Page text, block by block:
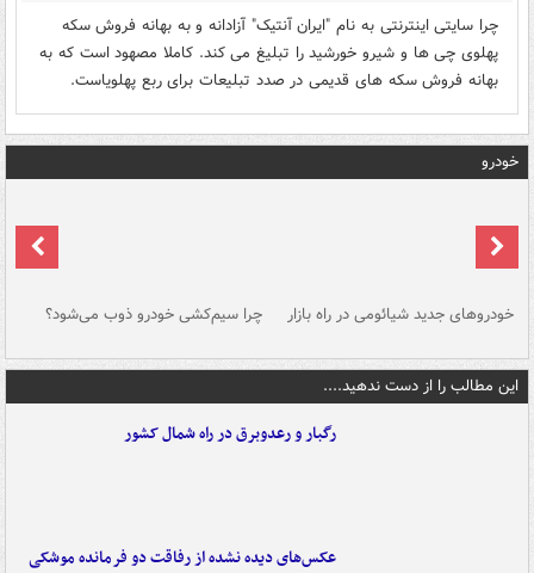
چرا سایتی اینترنتی به نام "ایران آنتیک" آزادانه و به بهانه فروش سکه
پهلوی چی ها و شیرو خورشید را تبلیغ می کند. کاملا مصهود است که به
بهانه فروش سکه های قدیمی در صدد تبلیعات برای ربع پهلویاست.
خودرو
خودروهای جدید شیائومی در راه بازار چرا سیم‌کشی خودرو ذوب می‌شود؟
این مطالب را از دست ندهید....
رگبار و رعدوبرق در راه شمال کشور
عکس‌های دیده نشده از رفاقت دو فرمانده‌ موشکی